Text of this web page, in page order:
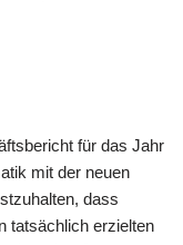
für das Jahr
mit der neuen
dass
tatsächlich erzielten